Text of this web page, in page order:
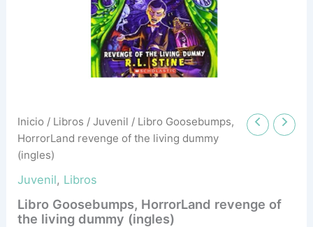
Inicio / Libros /Juvenil / Libro Goosebumps,
HorrorLand revenge of the living dummy
(ingles)
Juvenil, Libros
Libro Goosebumps, HorrorLand revenge of
the living dummy (ingles)